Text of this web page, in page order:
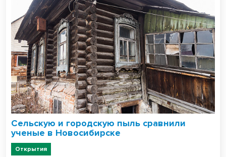
Сельскую и городскую пыль сравнили
ученые в Новосибирске
Открытия